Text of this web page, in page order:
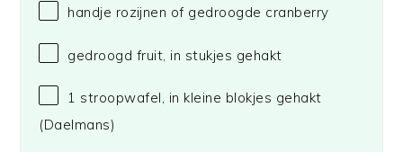
handje rozijnen of gedroogde cranberry
gedroogd fruit, in stukjes gehakt
1 stroopwafel, in kleine blokjes gehakt
(Daelmans)